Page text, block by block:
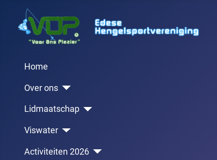
Home
Over ons
Lidmaatschap
Viswater
Activiteiten 2026